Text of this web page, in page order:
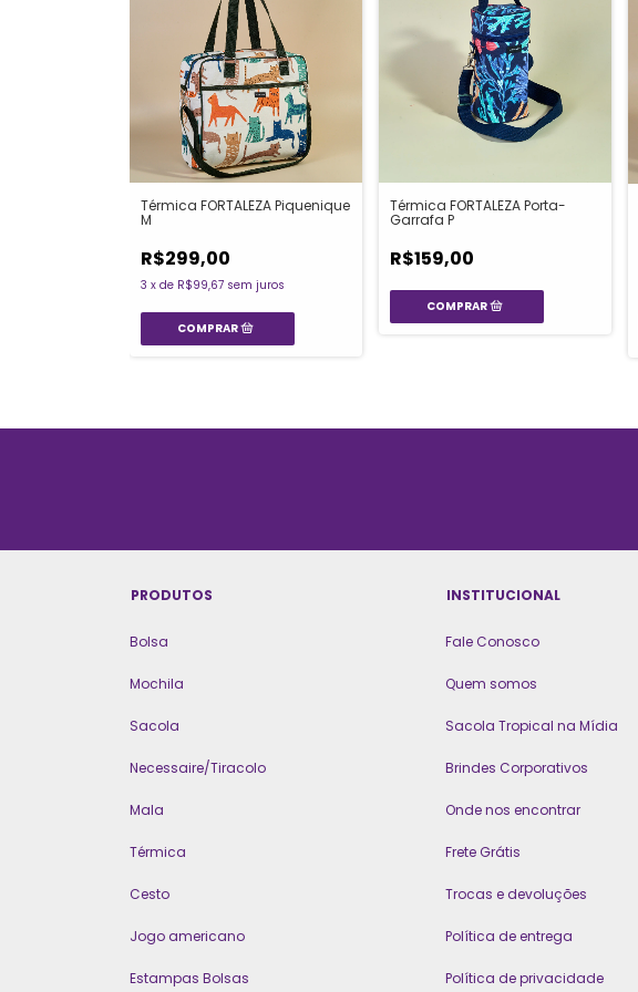
Térmica FORTALEZA Piquenique
M
R$299,00
3 x de R$99,67 sem juros
Térmica FORTALEZA Porta-
Garrafa P
R$159,00
PRODUTOS
Bolsa
Mochila
Sacola
Necessaire/Tiracolo
Mala
Térmica
Cesto
Jogo americano
Estampas Bolsas
INSTITUCIONAL
Fale Conosco
Quem somos
Sacola Tropical na Mídia
Brindes Corporativos
Onde nos encontrar
Frete Grátis
Trocas e devoluções
Política de entrega
Política de privacidade